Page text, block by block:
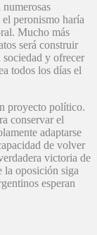
peronismo haría
Mucho más
será construir
y ofrecer
todos los días el
proyecto político.
conservar el
adaptarse
de volver
victoria de
la oposición siga
esperan